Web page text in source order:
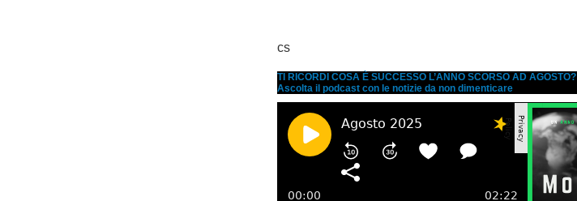
cs
TI RICORDI COSA È SUCCESSO L’ANNO SCORSO AD AGOSTO?
Ascolta il podcast con le notizie da non dimenticare